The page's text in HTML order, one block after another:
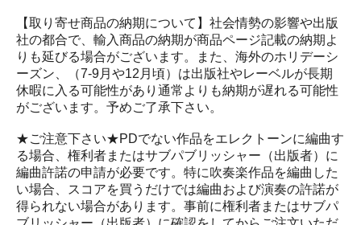
【取り寄せ商品の納期について】社会情勢の影響や出版
社の都合で、輸入商品の納期が商品ページ記載の納期よ
りも延びる場合がございます。また、海外のホリデーシ
ーズン、（7-9月や12月頃）は出版社やレーベルが長期
休暇に入る可能性があり通常よりも納期が遅れる可能性
がございます。予めご了承下さい。
★ご注意下さい★PDでない作品をエレクトーンに編曲す
る場合、権利者またはサブパブリッシャー（出版者）に
編曲許諾の申請が必要です。特に吹奏楽作品を編曲した
い場合、スコアを買うだけでは編曲および演奏の許諾が
得られない場合があります。事前に権利者またはサブパ